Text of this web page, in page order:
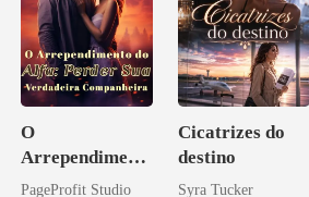
O
Arrependiment
o do Alfa:
PageProfit Studio
Cicatrizes do
destino
Syra Tucker